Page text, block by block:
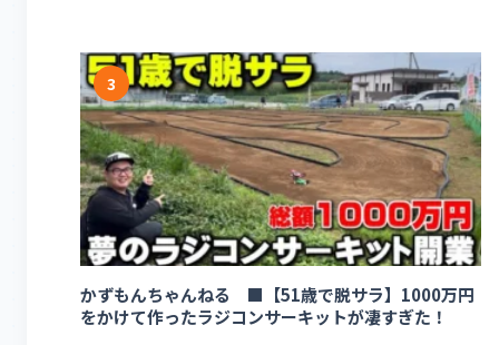
3
かずもんちゃんねる ■【51歳で脱サラ】1000万円
をかけて作ったラジコンサーキットが凄すぎた！